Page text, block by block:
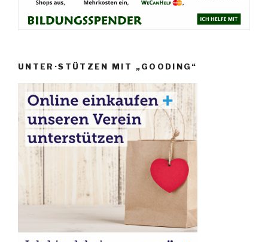
UNTER·STÜTZEN MIT „GOODING“